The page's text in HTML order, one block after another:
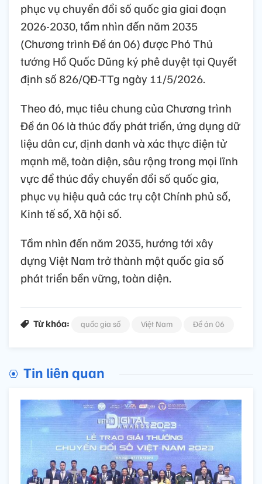
phục vụ chuyển đổi số quốc gia giai đoạn
2026-2030, tầm nhìn đến năm 2035
(Chương trình Đề án 06) được Phó Thủ
tướng Hồ Quốc Dũng ký phê duyệt tại Quyết
định số 826/QĐ-TTg ngày 11/5/2026.
Theo đó, mục tiêu chung của Chương trình
Đề án 06 là thúc đẩy phát triển, ứng dụng dữ
liệu dân cư, định danh và xác thực điện tử
mạnh mẽ, toàn diện, sâu rộng trong mọi lĩnh
vực để thúc đẩy chuyển đổi số quốc gia,
phục vụ hiệu quả các trụ cột Chính phủ số,
Kinh tế số, Xã hội số.
Tầm nhìn đến năm 2035, hướng tới xây
dựng Việt Nam trở thành một quốc gia số
phát triển bền vững, toàn diện.
Từ khóa: quốc gia số Việt Nam Đề án 06
Tin liên quan